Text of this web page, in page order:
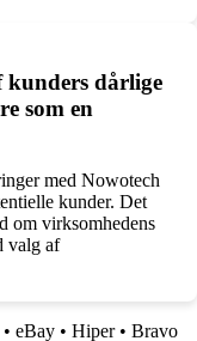
kunders dårlige
som en
med Nowotech
kunder. Det
om virksomhedens
valg af
• eBay • Hiper• Bravo